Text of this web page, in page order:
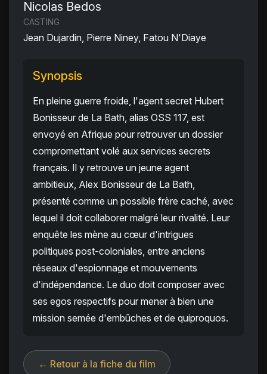
Nicolas Bedos
CASTING
Jean Dujardin, Pierre Niney, Fatou N'Diaye
Synopsis
En pleine guerre froide, l'agent secret Hubert
Bonisseur de La Bath, alias OSS 117, est
envoyé en Afrique pour retrouver un dossier
compromettant volé aux services secrets
français. Il y retrouve un jeune agent
ambitieux, Alex Bonisseur de La Bath,
présenté comme un possible frère caché, avec
lequel il doit collaborer malgré leur rivalité. Leur
enquête les mène au cœur d'intrigues
politiques post-coloniales, entre anciens
réseaux d'espionnage et mouvements
d'indépendance. Le duo doit composer avec
ses egos respectifs pour mener à bien une
mission semée d'embûches et de quiproquos.
← Retour à la fiche du film